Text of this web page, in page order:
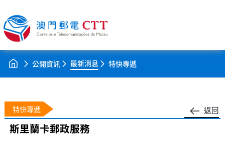
公開資訊 最新消息 特快專遞
返回
特快專遞
斯里蘭卡郵政服務